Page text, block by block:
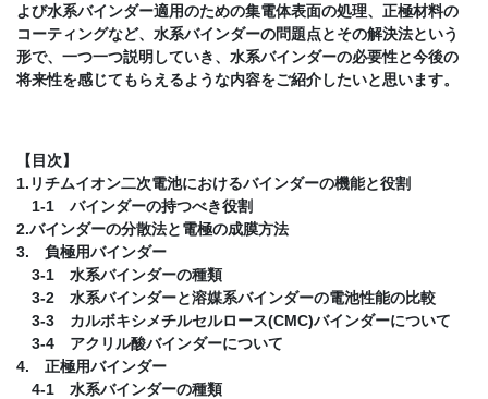
よび水系バインダー適用のための集電体表面の処理、正極材料の
コーティングなど、水系バインダーの問題点とその解決法という
形で、一つ一つ説明していき、水系バインダーの必要性と今後の
将来性を感じてもらえるような内容をご紹介したいと思います。
【目次】
1.リチムイオン二次電池におけるバインダーの機能と役割
1-1 バインダーの持つべき役割
2.バインダーの分散法と電極の成膜方法
3. 負極用バインダー
3-1 水系バインダーの種類
3-2 水系バインダーと溶媒系バインダーの電池性能の比較
3-3 カルボキシメチルセルロース(CMC)バインダーについて
3-4 アクリル酸バインダーについて
4. 正極用バインダー
4-1 水系バインダーの種類